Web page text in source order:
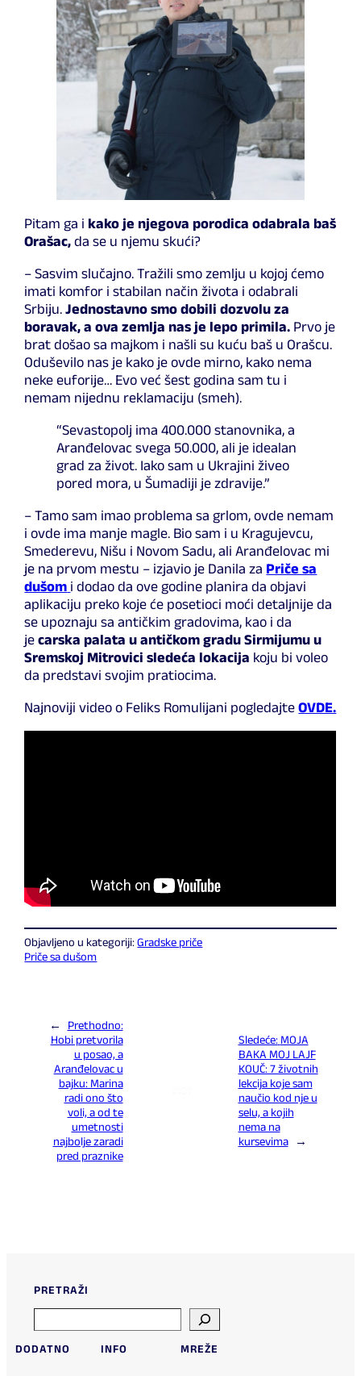
Pitam ga i kako je njegova porodica odabrala baš
Orašac,da se u njemu skući?
– Sasvim slučajno. Tražili smo zemlju u kojoj ćemo
imati komfor i stabilan način života i odabrali
Srbiju.Jednostavno smo dobili dozvolu za
boravak, a ova zemlja nas je lepo primila. Prvo je
brat došao sa majkom i našli su kuću baš u Orašcu.
Oduševilo nas je kako je ovde mirno, kako nema
neke euforije… Evo već šest godina sam tu i
nemam nijednu reklamaciju (smeh).
“Sevastopolj ima 400.000 stanovnika, a
Aranđelovac svega 50.000, ali je idealan
grad za život. Iako sam u Ukrajini živeo
pored mora, u Šumadiji je zdravije.”
– Tamo sam imao problema sa grlom, ovde nemam
i ovde ima manje magle. Bio sam i u Kragujevcu,
Smederevu, Nišu i Novom Sadu, ali Aranđelovac mi
je na prvom mestu – izjavio je Danila za Priče sa
dušom i dodao da ove godine planira da objavi
aplikaciju preko koje će posetioci moći detaljnije da
se upoznaju sa antičkim gradovima, kao i da
jecarska palata u antičkom gradu Sirmijumu u
Sremskoj Mitrovici sledeća lokacija koju bi voleo
da predstavi svojim pratiocima.
Najnoviji video o Feliks Romulijani pogledajteOVDE.
Objavljeno u kategoriji:Gradske priče
Priče sa dušom
←
Prethodno:
Hobi pretvorila
u posao, a
Aranđelovac u
bajku: Marina
radi ono što
voli, a od te
umetnosti
najbolje zaradi
pred praznike
Sledeće: MOJA
BAKA MOJ LAJF
KOUČ: 7 životnih
lekcija koje sam
naučio kod nje u
selu, a kojih
nema na
kursevima
→
PRETRAŽI
DODATNO INFO MREŽE